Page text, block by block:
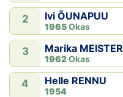
2 Ivi ÕUNAPUU
1965Okas
3 Marika MEISTER
1962Okas
4 Helle RENNU
1954